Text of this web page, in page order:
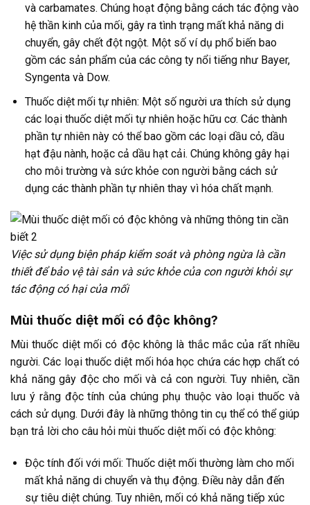
và carbamates. Chúng hoạt động bằng cách tác động vào
hệ thần kinh của mối, gây ra tình trạng mất khả năng di
chuyển, gây chết đột ngột. Một số ví dụ phổ biến bao
gồm các sản phẩm của các công ty nổi tiếng như Bayer,
Syngenta và Dow.
Thuốc diệt mối tự nhiên: Một số người ưa thích sử dụng
các loại thuốc diệt mối tự nhiên hoặc hữu cơ. Các thành
phần tự nhiên này có thể bao gồm các loại dầu cỏ, dầu
hạt đậu nành, hoặc cả dầu hạt cải. Chúng không gây hại
cho môi trường và sức khỏe con người bằng cách sử
dụng các thành phần tự nhiên thay vì hóa chất mạnh.
Việc sử dụng biện pháp kiểm soát và phòng ngừa là cần
thiết để bảo vệ tài sản và sức khỏe của con người khỏi sự
tác động có hại của mối
Mùi thuốc diệt mối có độc không?
Mùi thuốc diệt mối có độc không là thắc mắc của rất nhiều
người. Các loại thuốc diệt mối hóa học chứa các hợp chất có
khả năng gây độc cho mối và cả con người. Tuy nhiên, cần
lưu ý rằng độc tính của chúng phụ thuộc vào loại thuốc và
cách sử dụng. Dưới đây là những thông tin cụ thể có thể giúp
bạn trả lời cho câu hỏi mùi thuốc diệt mối có độc không:
Độc tính đối với mối: Thuốc diệt mối thường làm cho mối
mất khả năng di chuyển và thụ động. Điều này dẫn đến
sự tiêu diệt chúng. Tuy nhiên, mối có khả năng tiếp xúc